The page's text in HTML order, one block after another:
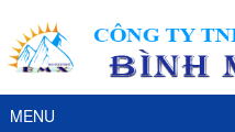
MENU